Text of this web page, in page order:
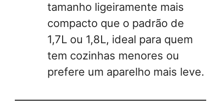
tamanho ligeiramente mais
compacto que o padrão de
1,7L ou 1,8L, ideal para quem
tem cozinhas menores ou
prefere um aparelho mais leve.